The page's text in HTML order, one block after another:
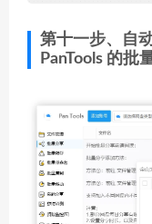
第十一步、自
PanTools 的批